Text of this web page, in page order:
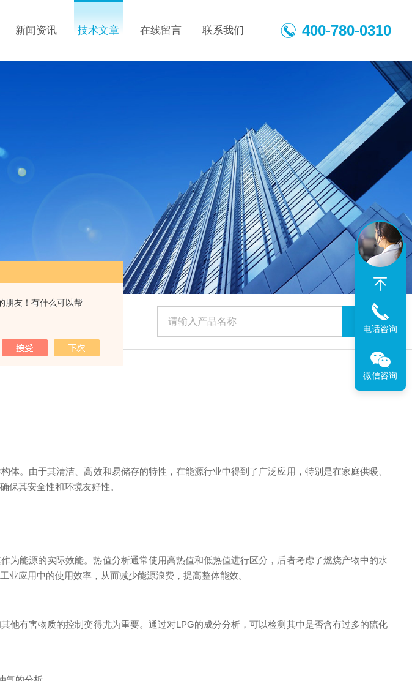
朋友！有什么可以帮
新闻资讯 技术文章 在线留言 联系我们 400-780-0310
由于其清洁、高效和易储存的特性，在能源行业中得到了广泛应用，特别是在家庭供暖、
保其安全性和环境友好性。
能源的实际效能。热值分析通常使用高热值和低热值进行区分，后者考虑了燃烧产物中的水
应用中的使用效率，从而减少能源浪费，提高整体能效。
有害物质的控制变得尤为重要。通过对LPG的成分分析，可以检测其中是否含有过多的硫化
电话咨询
微信咨询